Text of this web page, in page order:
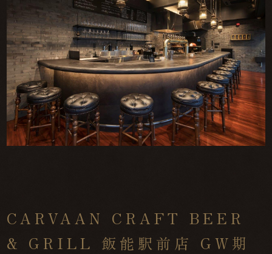
CARVAAN CRAFT BEER
& GRILL 飯能駅前店 GW期